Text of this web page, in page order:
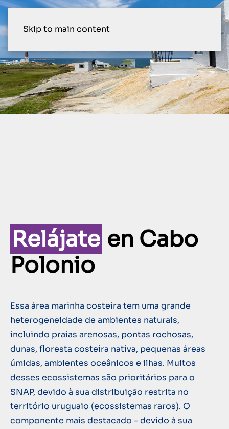
Skip to main content
Relájate en Cabo
Polonio
Essa área marinha costeira tem uma grande
heterogeneidade de ambientes naturais,
incluindo praias arenosas, pontas rochosas,
dunas, floresta costeira nativa, pequenas áreas
úmidas, ambientes oceânicos e ilhas. Muitos
desses ecossistemas são prioritários para o
SNAP, devido à sua distribuição restrita no
território uruguaio (ecossistemas raros). O
componente mais destacado – devido à sua